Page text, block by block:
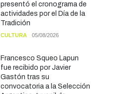
presentó el cronograma de
actividades por el Día de la
Tradición
CULTURA 05/08/2026
Francesco Squeo Lapun
fue recibido por Javier
Gastón tras su
convocatoria a la Selección